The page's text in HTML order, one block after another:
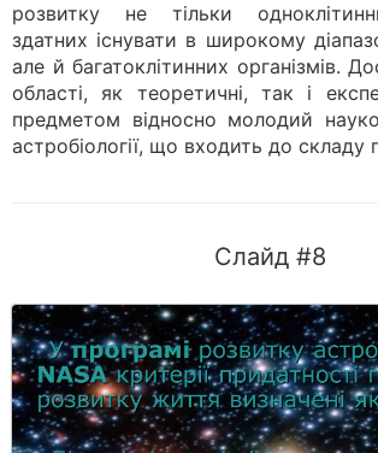
розвитку не тільки
здатних існувати в широкому
але й багатоклітинних організмів.
області, як теоретичні, так і
предметом відносно молодий
астробіології, що входить до складу
Слайд #8